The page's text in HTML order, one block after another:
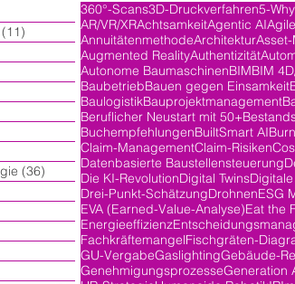
(11) 11 Beiträge
(36) 36 Beiträge
360°-Scans3D-Druckverfahren5-
AR/VR/XRAchtsamkeitAgentic AI
AnnuitätenmethodeArchitektur
Augmented RealityAuthentizität
Autonome BaumaschinenBIMBIM
BaubetriebBauen gegen Einsamkeit
BaulogistikBauprojektmanagement
Beruflicher Neustart mit 50+
BuchempfehlungenBuiltSmart AI
Claim-ManagementClaim-Risiken
Datenbasierte Baustellensteuerung
Die KI-RevolutionDigital Twins
Drei-Punkt-SchätzungDrohnenESG
EVA (Earned-Value-Analyse)Eat the
Energieeffizienz
FachkräftemangelFischgräten-
GU-VergabeGaslightingGebäude-
GenehmigungsprozesseGeneration